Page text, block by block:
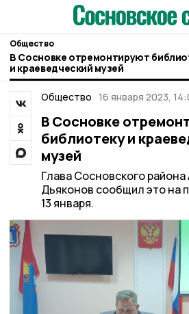
Общество
В Сосновке отремонтируют
и краеведческий музей
Общество 16 января 2023,
В Сосновке
библиотеку и
музей
Глава Сосновского
Дьяконов сообщил это на
13 января.